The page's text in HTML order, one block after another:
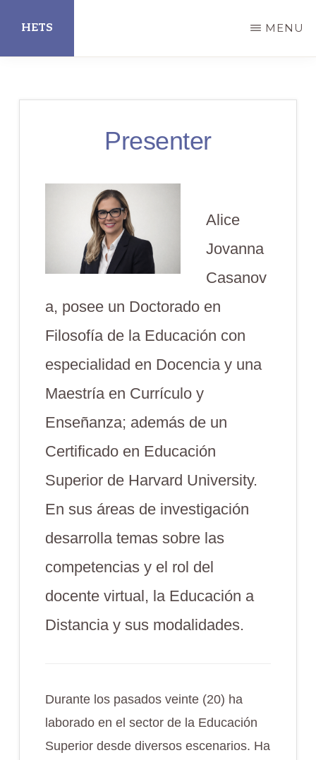
main
HETS MENU
Presenter
Alice
Jovanna
Casanov
a, posee un Doctorado en
Filosofía de la Educación con
especialidad en Docencia y una
Maestría en Currículo y
Enseñanza; además de un
Certificado en Educación
Superior de Harvard University.
En sus áreas de investigación
desarrolla temas sobre las
competencias y el rol del
docente virtual, la Educación a
Distancia y sus modalidades.
Durante los pasados veinte (20) ha
laborado en el sector de la Educación
Superior desde diversos escenarios. Ha